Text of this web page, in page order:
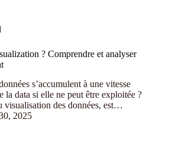
? Comprendre et analyser
s’accumulent à une vitesse
la data si elle ne peut être exploitée ?
visualisation des données, est…
2025